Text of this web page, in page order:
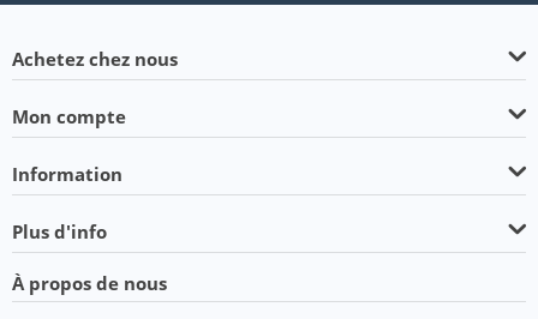
Achetez chez nous
Mon compte
Information
Plus d'info
À propos de nous